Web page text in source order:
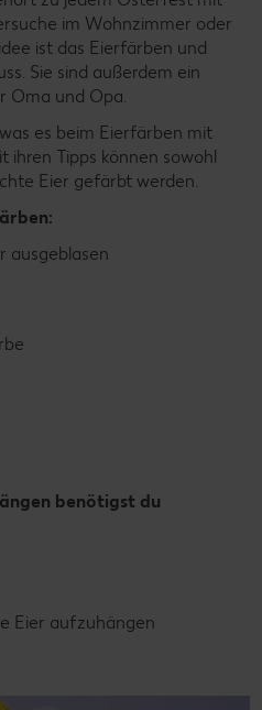
im Wohnzimmer oder
ist das Eierfärben und
Sie sind außerdem ein
Oma und Opa.
es beim Eierfärben mit
ihren Tipps können sowohl
Eier gefärbt werden.
ausgeblasen
benötigst du
Eier aufzuhängen